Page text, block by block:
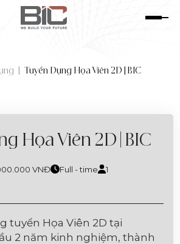
Tuyển Dụng Họa Viên 2D | BIC
Họa Viên 2D | BIC
VNĐ Full - time 1
tuyển Họa Viên 2D tại
2 năm kinh nghiệm, thành